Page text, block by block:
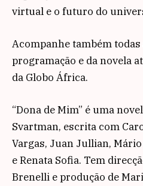
virtual e o futuro do
Acompanhe também todas
programação e da novela
da Globo África.
“Dona de Mim” é uma
Svartman, escrita com
Vargas, Juan Jullian,
e Renata Sofia. Tem
Brenelli e produção de